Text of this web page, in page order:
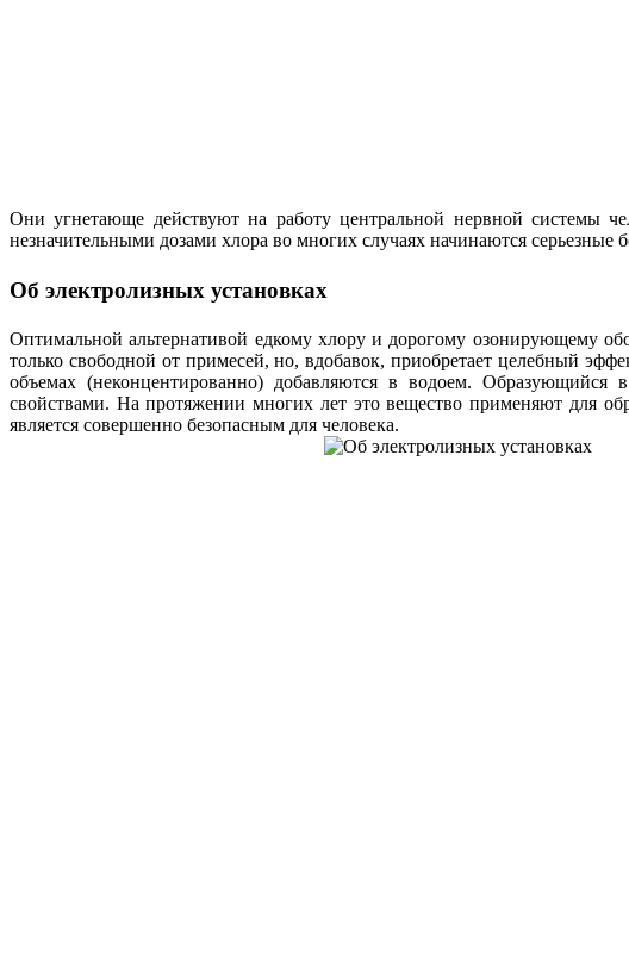
Они угнетающе действуют на работу центральной нервной системы
незначительными дозами хлора во многих случаях начинаются
Об электролизных установках
Оптимальной альтернативой едкому хлору и дорогому озонирующему
только свободной от примесей, но, вдобавок, приобретает целебный
объемах (неконцентированно) добавляются в водоем.
свойствами. На протяжении многих лет это вещество применяют для
является совершенно безопасным для человека.